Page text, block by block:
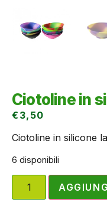
Ciotoline in
€ 3,50
Ciotoline in silicone
6 disponibili